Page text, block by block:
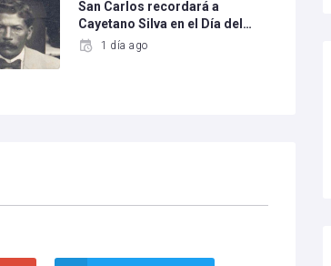
San Carlos recordará a
Cayetano Silva en el Día del…
1 día ago